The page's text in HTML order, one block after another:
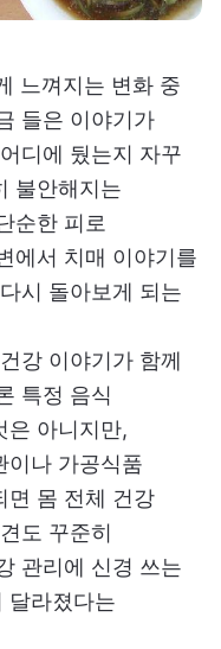
느껴지는 변화 중
들은 이야기가
디에 뒀는지 자꾸
불안해지는
순한 피로
에서 치매 이야기를
시 돌아보게 되는
강 이야기가 함께
특정 음식
은 아니지만,
이나 가공식품
면 몸 전체 건강
도 꾸준히
관리에 신경 쓰는
달라졌다는